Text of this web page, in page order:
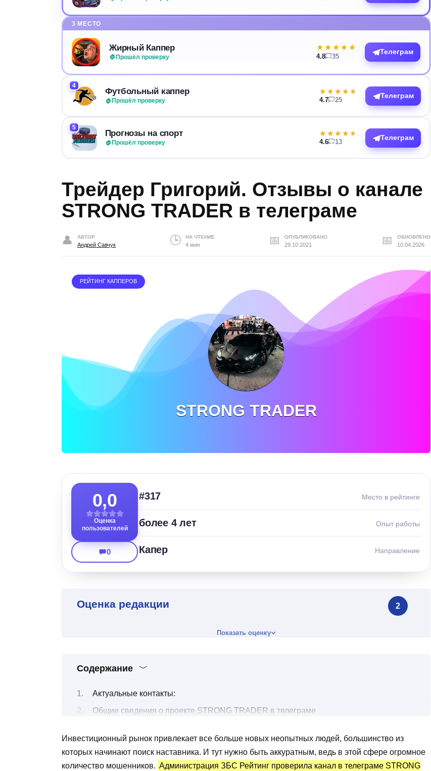
3 МЕСТО
Жирный Каппер
Прошёл проверку
★★★★★
★★★★★
4.8 35
Телеграм
4
Футбольный каппер
Прошёл проверку
★★★★★
★★★★★
4.7 25
Телеграм
5
Прогнозы на спорт
Прошёл проверку
★★★★★
★★★★★
4.6 13
Телеграм
Трейдер Григорий. Отзывы о канале
STRONG TRADER в телеграме
АВТОР
Андрей Савчук
НА ЧТЕНИЕ
4 мин
ОПУБЛИКОВАНО
29.10.2021
ОБНОВЛЕНО
10.04.2026
STRONG TRADER
РЕЙТИНГ КАППЕРОВ
0,0
Оценка
пользователей
0
#317 Место в рейтинге
более 4 лет Опыт работы
Капер Направление
Оценка редакции 2
Показать оценку
Содержание
Актуальные контакты:
Общие сведения о проекте STRONG TRADER в телеграме
Канал Telegram STRONG TRADER: статистика и отзывы
Преимущества и недостатки
Инвестиционный рынок привлекает все больше новых неопытных людей, большинство из
которых начинают поиск наставника. И тут нужно быть аккуратным, ведь в этой сфере огромное
количество мошенников. Администрация ЗБС Рейтинг проверила канал в телеграме STRONG